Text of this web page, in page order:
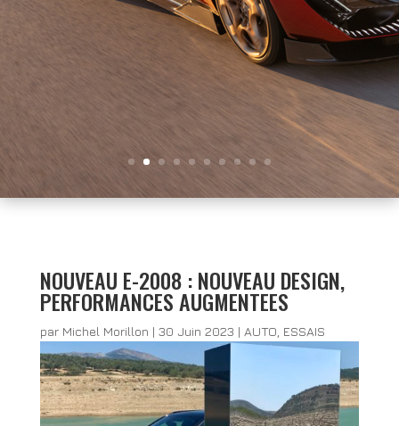
NOUVEAU E-2008 : NOUVEAU DESIGN,
PERFORMANCES AUGMENTEES
par Michel Morillon | 30 Juin 2023 | AUTO ESSAIS